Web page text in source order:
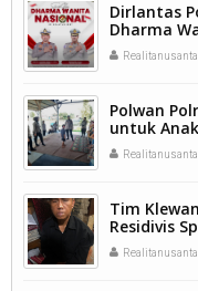
Dirlantas
Dharma
Peran
Polwan
untuk
Tim
Residivis